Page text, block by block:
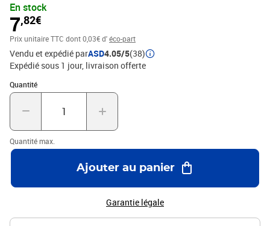
mm (8198-01)
En stock
7,82€
Prix unitaire TTC dont 0,03€ d'éco-part
Vendu et expédié parASD4.05/5(38)
Expédié sous 1 jour livraison offerte
Quantité
Quantité : 1
Quantité max.
Ajouter au panier
Garantie légale